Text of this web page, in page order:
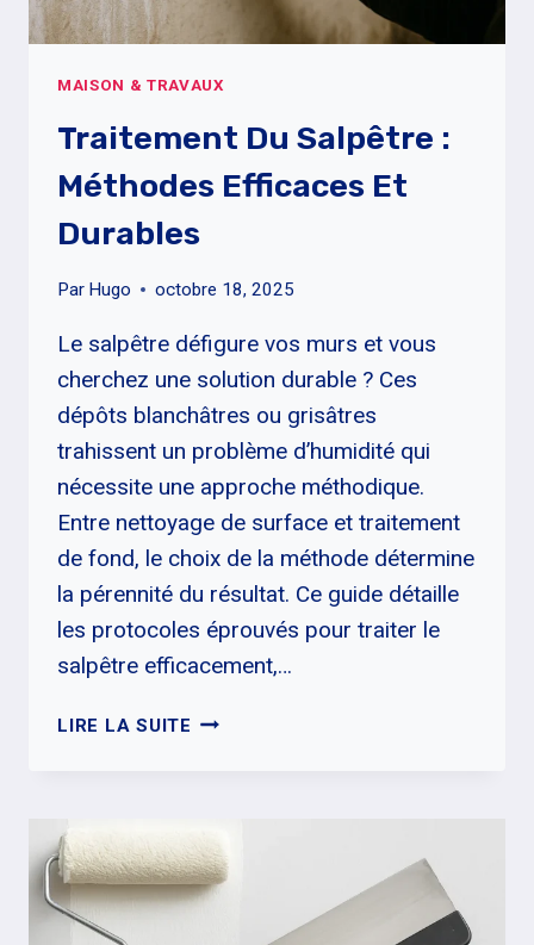
MAISON & TRAVAUX
Traitement Du Salpêtre :
Méthodes Efficaces Et
Durables
Par Hugo octobre 18, 2025
Le salpêtre défigure vos murs et vous
cherchez une solution durable ? Ces
dépôts blanchâtres ou grisâtres
trahissent un problème d’humidité qui
nécessite une approche méthodique.
Entre nettoyage de surface et traitement
de fond, le choix de la méthode détermine
la pérennité du résultat. Ce guide détaille
les protocoles éprouvés pour traiter le
salpêtre efficacement,…
LIRE LA SUITE TRAITEMENT
EFFICACES
ET